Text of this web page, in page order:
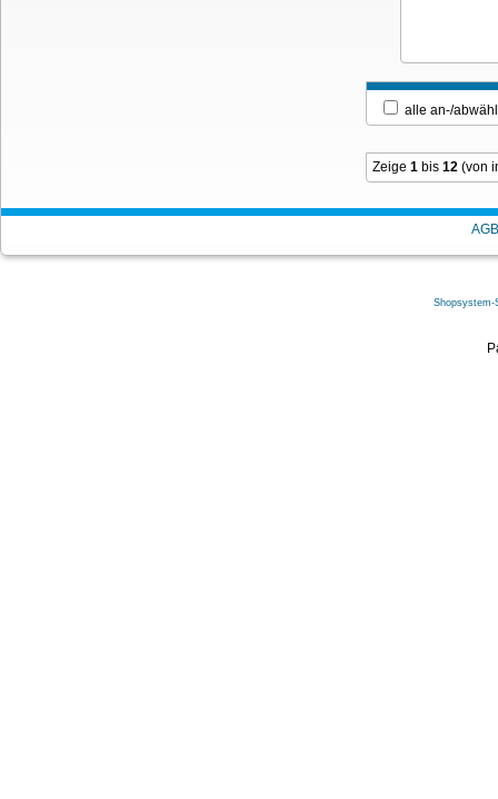
alle an-/
Zeige 1 bis 12 (von
AGB
Shopsystem-